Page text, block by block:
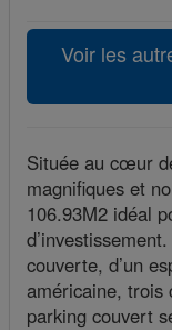
Voir les
Située au cœur
magnifiques et
106.93M2 idéal
couverte, d’un
américaine, trois
parking couvert